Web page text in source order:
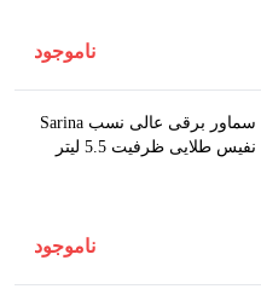
ناموجود
سماور برقی عالی نسب Sarina
نفیس طلایی ظرفیت 5.5 لیتر
ناموجود